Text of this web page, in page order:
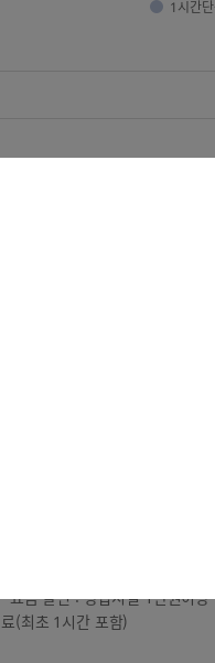
1시간
(추가 기본요금 1시간당(회차
· 요금 할인 : 상업시설 1만원이
료(최초 1시간 포함)